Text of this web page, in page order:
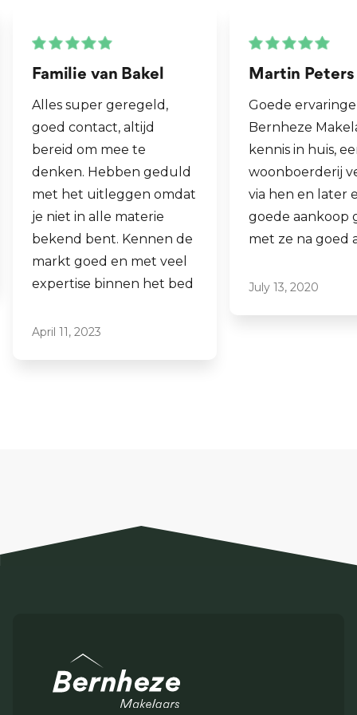
bereiken, wat het geheel zeer praktisch maakt.
Het buitenterrein is voorzien van 9 in grote
wisselende uitloopweides, alwaar honden zich vrij in
kunnen bewegen. Verder is een grote semi-
verharde parkeerplaats, vlaggenmasten, etc. Alles
om het bedrijf verder te kunnen exploiteren.
Het bedrijf is niet alleen perfect voor het runnen
uitstekende mogelijkheden voor
realiseren. Dit maakt het object bij uitstek geschikt
voor mensen die paarden aan huis willen verzorgen
Haps is een charmant en rustig dorp in het
prachtige Noord-Brabant, gelegen tussen de
groene weilanden en bossen. Met een rijke
Familie van Bakel
Alles super geregeld,
goed contact, altijd
bereid om mee te
denken. Hebben geduld
met het uitleggen omdat
je niet in alle materie
bekend bent. Kennen de
markt goed en met veel
expertise binnen het bed
April 11, 2023
Martin Peters
Goede
Bernheze
kennis in huis,
woonboerderij
via hen en later
goede aankoop
met ze na goed
July 13, 2020